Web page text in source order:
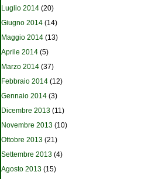
Luglio 2014 (20)
Giugno 2014 (14)
Maggio 2014 (13)
Aprile 2014 (5)
Marzo 2014 (37)
Febbraio 2014 (12)
Gennaio 2014 (3)
Dicembre 2013 (11)
Novembre 2013 (10)
Ottobre 2013 (21)
Settembre 2013 (4)
Agosto 2013 (15)